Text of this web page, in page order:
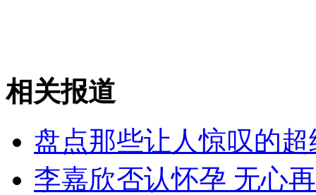
无痛分娩是否安全 医生回应
外交部：反对强权政治霸凌主义
外交部：有关国家言论片面不公正
相关报道
盘点那些让人惊叹的
李嘉欣否认怀孕 无心